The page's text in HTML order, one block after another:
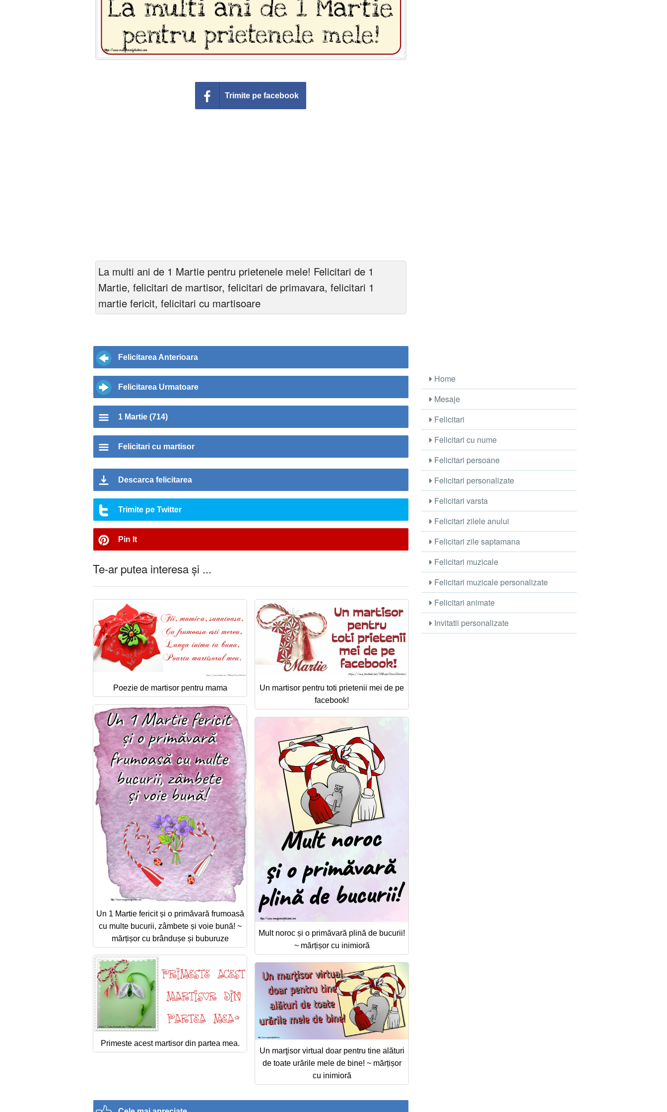
Trimite pe facebook
La multi ani de 1 Martie pentru prietenele mele! Felicitari de 1
Martie, felicitari de martisor, felicitari de primavara, felicitari 1
martie fericit, felicitari cu martisoare
Felicitarea Anterioara
Felicitarea Urmatoare
1 Martie (714)
Felicitari cu martisor
Descarca felicitarea
Trimite pe Twitter
Pin It
Te-ar putea interesa și ...
Poezie de martisor pentru mama
Un martisor pentru toti prietenii mei de pe
facebook!
Un 1 Martie fericit și o primăvară frumoasă
cu multe bucurii, zâmbete și voie bună! ~
mărțișor cu brândușe și buburuze
Mult noroc și o primăvară plină de bucurii!
~ mărțișor cu inimioră
Primeste acest martisor din partea mea.
Un marţisor virtual doar pentru tine alături
de toate urările mele de bine! ~ mărțișor
cu inimioră
Home
Mesaje
Felicitari
Felicitari cu nume
Felicitari persoane
Felicitari personalizate
Felicitari varsta
Felicitari zilele anului
Felicitari zile saptamana
Felicitari muzicale
Felicitari muzicale personalizate
Felicitari animate
Invitatii personalizate